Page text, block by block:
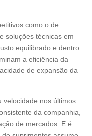
como o de
soluções técnicas em
equilibrado e dentro
a eficiência da
de expansão da
velocidade nos últimos
da companhia,
de mercados. E é